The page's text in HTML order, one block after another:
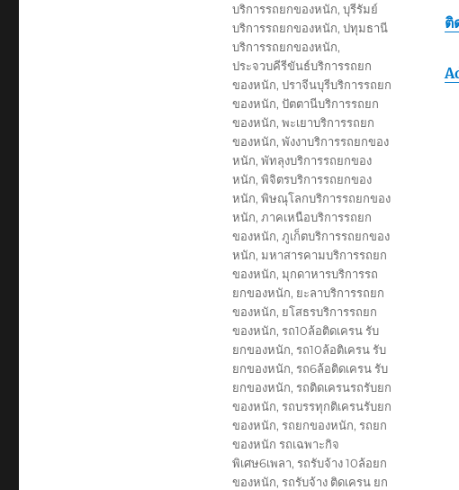
ติ
บริการรถยกของหนัก, บุรีรัมย์
บริการรถยกของหนัก, ปทุมธานี
บริการรถยกของหนัก,
ประจวบคีรีขันธ์บริการรถยก
ของหนัก, ปราจีนบุรีบริการรถยก
ของหนัก, ปัตตานีบริการรถยก
ของหนัก, พะเยาบริการรถยก
ของหนัก, พังงาบริการรถยกของ
หนัก, พัทลุงบริการรถยกของ
หนัก, พิจิตรบริการรถยกของ
หนัก, พิษณุโลกบริการรถยกของ
หนัก, ภาคเหนือบริการรถยก
ของหนัก, ภูเก็ตบริการรถยกของ
หนัก, มหาสารคามบริการรถยก
ของหนัก, มุกดาหารบริการรถ
ยกของหนัก, ยะลาบริการรถยก
ของหนัก, ยโสธรบริการรถยก
ของหนัก, รถ10ล้อติดเครน รับ
ยกของหนัก, รถ10ล้อติเครน รับ
ยกของหนัก, รถ6ล้อติดเครน รับ
ยกของหนัก, รถติดเครนรถรับยก
ของหนัก, รถบรรทุกติเครนรับยก
ของหนัก, รถยกของหนัก, รถยก
ของหนัก รถเฉพาะกิจ
พิเศษ6เพลา, รถรับจ้าง 10ล้อยก
ของหนัก, รถรับจ้าง ติดเครน ยก